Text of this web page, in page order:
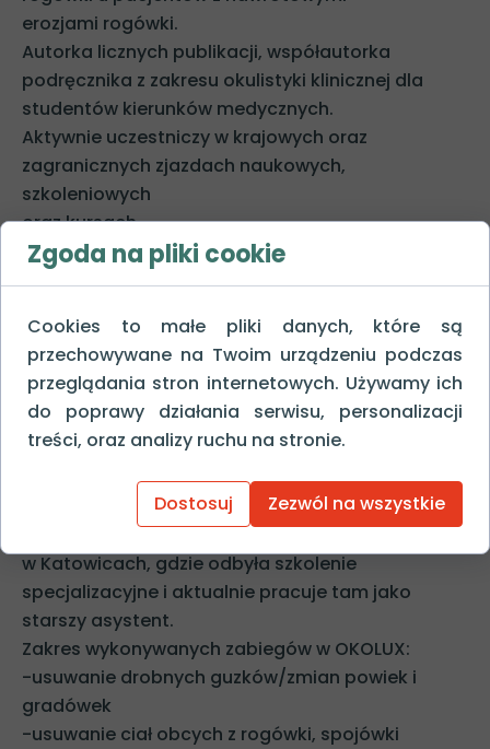
erozjami rogówki.
Autorka licznych publikacji, współautorka
podręcznika z zakresu okulistyki klinicznej dla
studentów kierunków medycznych.
Aktywnie uczestniczy w krajowych oraz
zagranicznych zjazdach naukowych,
szkoleniowych
oraz kursach.
Posiada doświadczenie w zakresie badań
klinicznych jako koordynator oraz badacz.
oraz Europejskiego Towarzystwa
Chirurgów Zaćmy i Chirurgów Refrakcyjnych.
Zajmuje się diagnostyką i leczeniem chorób oczu,
ze szczególnym uwzględnieniem jaskry,
chorób rogówki, zaćmy oraz chorób siatkówki.
Doświadczenie zawodowe zdobyła w
Uniwersyteckim Centrum Klinicznym im. prof. K.
Gibińskiego Śląskiego Uniwersytetu Medycznego
w Katowicach, gdzie odbyła szkolenie
specjalizacyjne i aktualnie pracuje tam jako
starszy asystent.
Zakres wykonywanych zabiegów w OKOLUX:
-usuwanie drobnych guzków/zmian powiek i
gradówek
-usuwanie ciał obcych z rogówki, spojówki
Zgoda na pliki cookie
Cookies to małe pliki danych, które są
przechowywane na Twoim urządzeniu podczas
przeglądania stron internetowych. Używamy ich
do poprawy działania serwisu, personalizacji
treści, oraz analizy ruchu na stronie.
Dostosuj Zezwól na wszystkie